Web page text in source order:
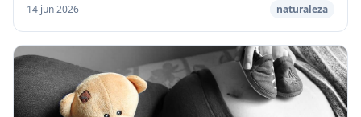
puede alargarse, pero inevitablemente nos volvemos
14 jun 2026 naturaleza